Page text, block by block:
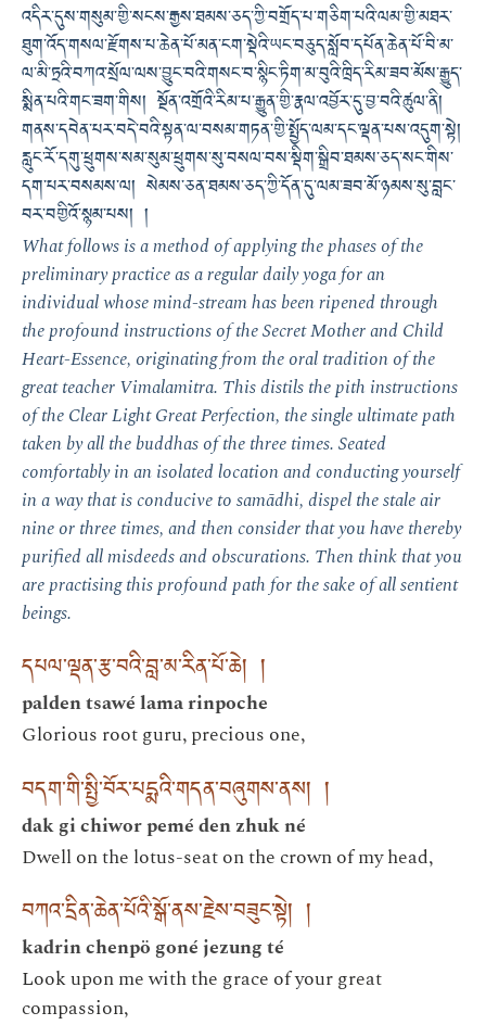
འདིར་དུས་གསུམ་གྱི་སངས་རྒྱས་ཐམས་ཅད་ཀྱི་བགྲོད་པ་གཅིག་པའི་ལམ་གྱི་མཐར་
ཐུག་འོད་གསལ་རྫོགས་པ་ཆེན་པོ་མན་ངག་སྡེའི་ཡང་བཅུད་སློབ་དཔོན་ཆེན་པོ་བི་མ་
ལ་མི་ཏྲའི་བཀའ་སྲོལ་ལས་བྱུང་བའི་གསང་བ་སྙིང་ཏིག་མ་བུའི་ཁྲིད་རིམ་ཟབ་མོས་རྒྱུད་
སྨིན་པའི་གང་ཟག་གིས། སྔོན་འགྲོའི་རིམ་པ་རྒྱུན་གྱི་རྣལ་འབྱོར་དུ་བྱ་བའི་ཚུལ་ནི།
གནས་དབེན་པར་བདེ་བའི་སྟན་ལ་བསམ་གཏན་གྱི་སྤྱོད་ལམ་དང་ལྡན་པས་འདུག་སྟེ།
རླུང་རོ་དགུ་ཕྲུགས་སམ་སུམ་ཕྲུགས་སུ་བསལ་བས་སྡིག་སྒྲིབ་ཐམས་ཅད་སང་གིས་
དག་པར་བསམས་ལ། སེམས་ཅན་ཐམས་ཅད་ཀྱི་དོན་དུ་ལམ་ཟབ་མོ་ཉམས་སུ་བླང་
བར་བགྱིའོ་སྙམ་པས། །
What follows is a method of applying the phases of the
preliminary practice as a regular daily yoga for an
individual whose mind-stream has been ripened through
the profound instructions of the Secret Mother and Child
Heart-Essence, originating from the oral tradition of the
great teacher Vimalamitra. This distils the pith instructions
of the Clear Light Great Perfection, the single ultimate path
taken by all the buddhas of the three times. Seated
comfortably in an isolated location and conducting yourself
in a way that is conducive to samādhi, dispel the stale air
nine or three times, and then consider that you have thereby
purified all misdeeds and obscurations. Then think that you
are practising this profound path for the sake of all sentient
beings.
དཔལ་ལྡན་རྩ་བའི་བླ་མ་རིན་པོ་ཆེ། །
palden tsawé lama rinpoche
Glorious root guru, precious one,
བདག་གི་སྤྱི་བོར་པདྨའི་གདན་བཞུགས་ནས། །
dak gi chiwor pemé den zhuk né
Dwell on the lotus-seat on the crown of my head,
བཀའ་དྲིན་ཆེན་པོའི་སྒོ་ནས་རྗེས་བཟུང་སྟེ། །
kadrin chenpö goné jezung té
Look upon me with the grace of your great
compassion,